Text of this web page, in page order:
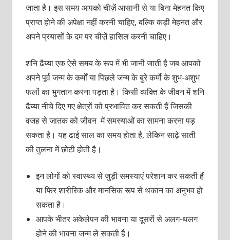
जाता है। इस समय आपको चीज़ें आसानी से या बिना मेहनत किए
प्राप्त होने की अपेक्षा नहीं करनी चाहिए, बल्कि कड़ी मेहनत और
अपने प्रयासों के दम पर चीज़ें हासिल करनी चाहिए।
शनि ढैय्या एक ऐसे समय के रूप में भी जानी जाती है जब आपको
अपने पूर्व जन्म के कर्मों या पिछले जन्म के बुरे कर्मो के शुभ-अशुभ
फलों का भुगतान करना पड़ता है। किसी व्यक्ति के जीवन में शनि
ढैय्या नीचे दिए गए क्षेत्रों को प्रभावित कर सकती हैं जिसकी
वजह से जातक को जीवन में समस्याओं का सामना करना पड़
सकता है। यह ढाई साल का समय होता है, लेकिन साढ़े साती
की तुलना में छोटी होती है।
इन लोगों को स्वास्थ्य से जुड़ी समस्याएं परेशान कर सकती हैं
या फिर शारीरिक और मानसिक रूप से थकान का अनुभव हो
सकता है।
आपके भीतर अकेलेपन की भावना या दूसरों से अलग-थलग
होने की भावना जन्म ले सकती है।